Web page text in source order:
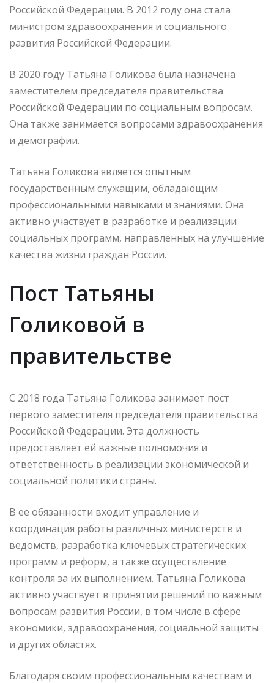
Российской Федерации. В 2012 году она стала
министром здравоохранения и социального
развития Российской Федерации.
В 2020 году Татьяна Голикова была назначена
заместителем председателя правительства
Российской Федерации по социальным вопросам.
Она также занимается вопросами здравоохранения
и демографии.
Татьяна Голикова является опытным
государственным служащим, обладающим
профессиональными навыками и знаниями. Она
активно участвует в разработке и реализации
социальных программ, направленных на улучшение
качества жизни граждан России.
Пост Татьяны
Голиковой в
правительстве
С 2018 года Татьяна Голикова занимает пост
первого заместителя председателя правительства
Российской Федерации. Эта должность
предоставляет ей важные полномочия и
ответственность в реализации экономической и
социальной политики страны.
В ее обязанности входит управление и
координация работы различных министерств и
ведомств, разработка ключевых стратегических
программ и реформ, а также осуществление
контроля за их выполнением. Татьяна Голикова
активно участвует в принятии решений по важным
вопросам развития России, в том числе в сфере
экономики, здравоохранения, социальной защиты
и других областях.
Благодаря своим профессиональным качествам и